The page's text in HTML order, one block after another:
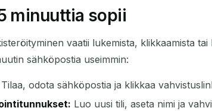
minuuttia sopii
vaatii lukemista, klikkaamista
sähköpostia useimmin:
Tilaa, odota sähköpostia ja klikkaa
Luo uusi tili, aseta nimi ja